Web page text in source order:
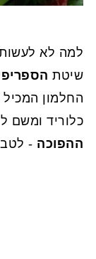
למה לא
שיטת
החלמון
כלוריד ומשם
ההפוכה -